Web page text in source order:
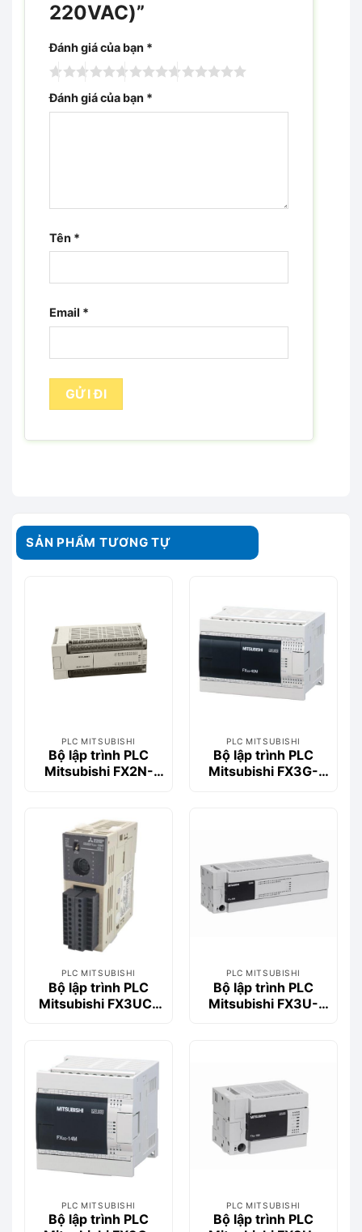
220VAC)”
Đánh giá của bạn *
Đánh giá của bạn *
Tên *
Email *
SẢN PHẨM TƯƠNG TỰ
PLC MITSUBISHI
Bộ lập trình PLC
Mitsubishi FX2N-
220VAC)
PLC MITSUBISHI
Bộ lập trình PLC
Mitsubishi FX3G-
PLC MITSUBISHI
Bộ lập trình PLC
Mitsubishi FX3UC-
PLC MITSUBISHI
Bộ lập trình PLC
Mitsubishi FX3U-
PLC MITSUBISHI
Bộ lập trình PLC
PLC MITSUBISHI
Bộ lập trình PLC